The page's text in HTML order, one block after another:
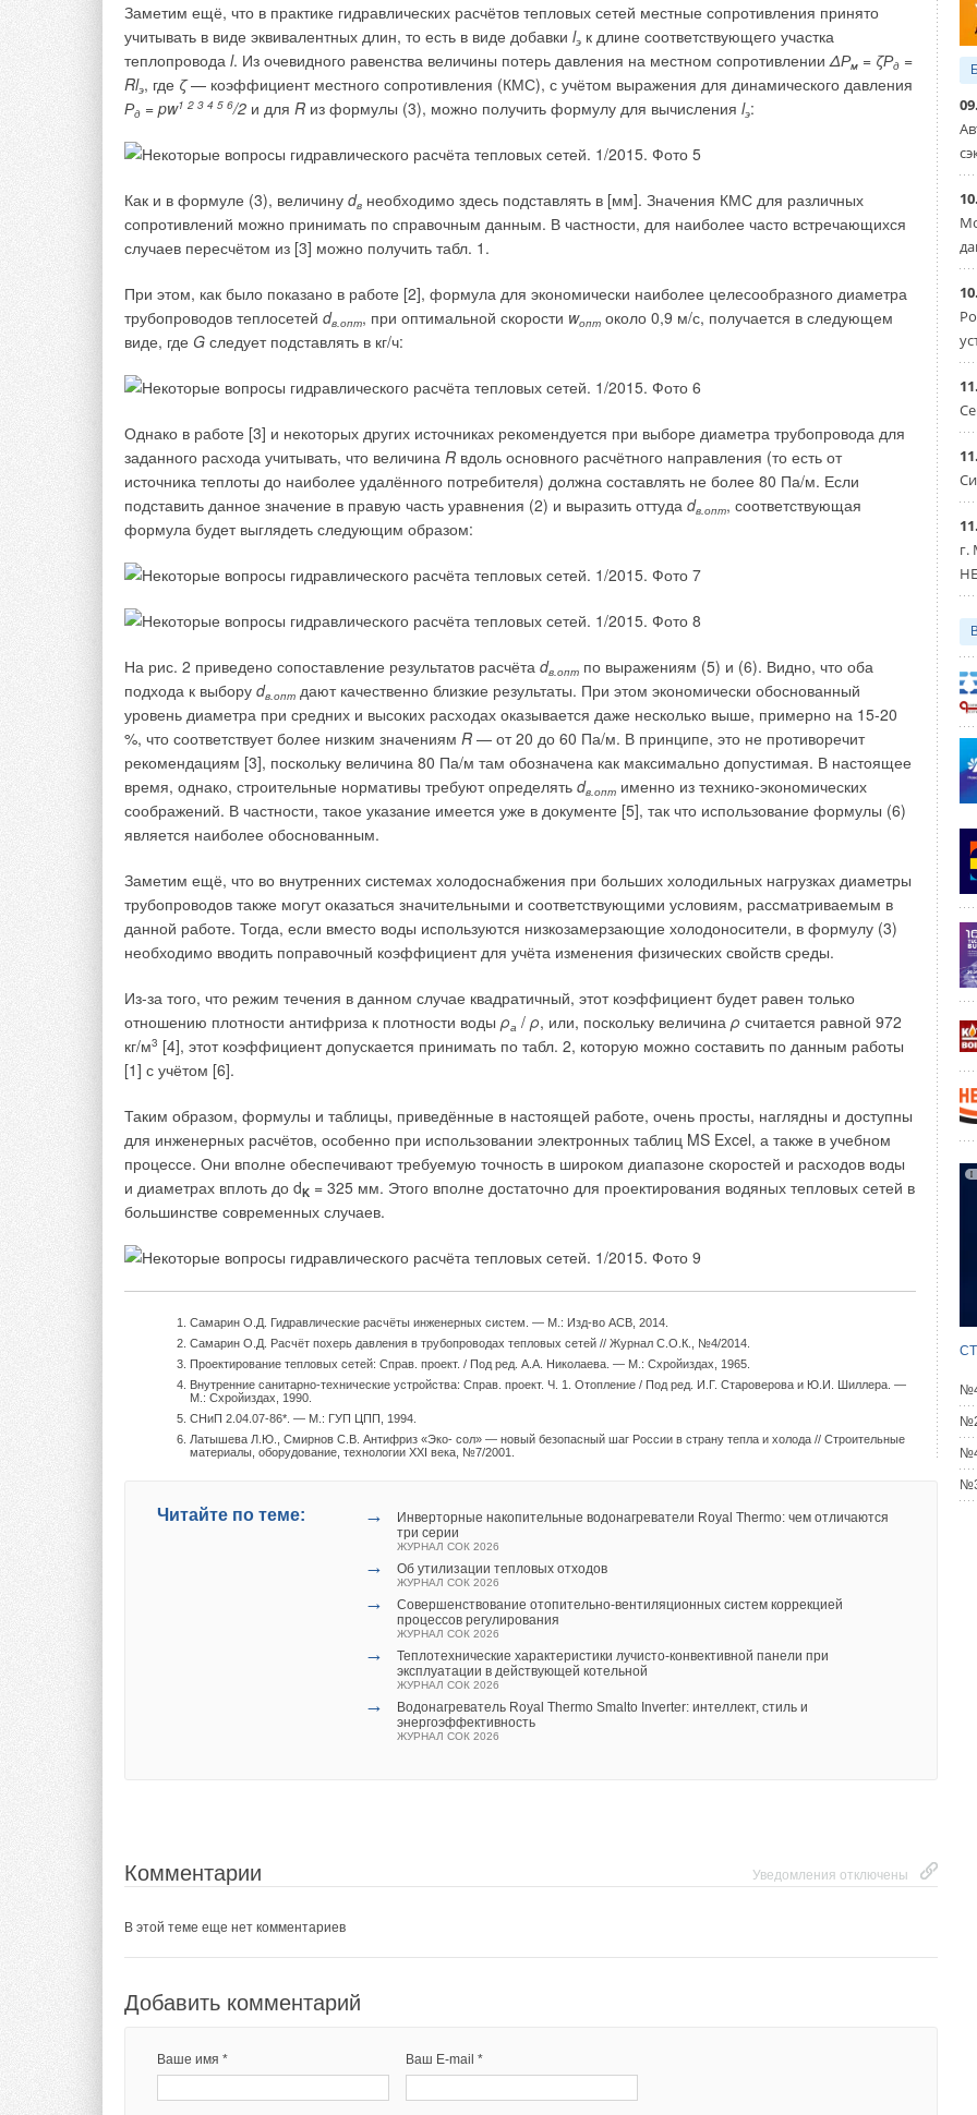
Заметим ещё, что в практике гидравлических расчётов тепловых сетей местные сопротивления принято
учитывать в виде эквивалентных длин, то есть в виде добавки lэ к длине соответствующего участка
теплопровода l. Из очевидного равенства величины потерь давления на местном сопротивленииΔРм = ζРд =
Rlэ, где ζ— коэффициент местного сопротивления (КМС), с учётом выражения для динамического давления
Рд = pw1 2 3 4 5 6/2 и для R из формулы (3), можно получить формулу для вычисления lэ:
Как и в формуле (3), величину dв необходимо здесь подставлять в [мм]. Значения КМС для различных
сопротивлений можно принимать по справочным данным. В частности, для наиболее часто встречающихся
случаев пересчётом из [3] можно получить табл. 1.
При этом, как было показано в работе [2], формула для экономически наиболее целесообразного диаметра
трубопроводов теплосетей dв.опт, при оптимальной скорости wопт около 0,9 м/с, получается в следующем
виде, где G следует подставлять в кг/ч:
Однако в работе [3] и некоторых других источниках рекомендуется при выборе диаметра трубопровода для
заданного расхода учитывать, что величина R вдоль основного расчётного направления (то есть от
источника теплоты до наиболее удалённого потребителя) должна составлять не более 80 Па/м. Если
подставить данное значение в правую часть уравнения (2) и выразить оттуда dв.опт, соответствующая
формула будет выглядеть следующим образом:
На рис. 2 приведено сопоставление результатов расчёта dв.опт по выражениям (5) и (6). Видно, что оба
подхода к выбору dв.опт дают качественно близкие результаты. При этом экономически обоснованный
уровень диаметра при средних и высоких расходах оказывается даже несколько выше, примерно на 15-20
%, что соответствует более низким значениям R — от 20 до 60 Па/м. В принципе, это не противоречит
рекомендациям [3], поскольку величина 80 Па/м там обозначена как максимально допустимая. В настоящее
время, однако, строительные нормативы требуют определять dв.опт именно из технико-экономических
соображений. В частности, такое указание имеется уже в документе [5], так что использование формулы (6)
является наиболее обоснованным.
Заметим ещё, что во внутренних системах холодоснабжения при больших холодильных нагрузках диаметры
трубопроводов также могут оказаться значительными и соответствующими условиям, рассматриваемым в
данной работе. Тогда, если вместо воды используются низкозамерзающие холодоносители, в формулу (3)
необходимо вводить поправочный коэффициент для учёта изменения физических свойств среды.
Из-за того, что режим течения в данном случае квадратичный, этот коэффициент будет равен только
отношению плотности антифриза к плотности воды ρа / ρ, или, поскольку величина ρ считается равной 972
кг/м3 [4], этот коэффициент допускается принимать по табл. 2, которую можно составить по данным работы
[1] с учётом [6].
Таким образом, формулы и таблицы, приведённые в настоящей работе, очень просты, наглядны и доступны
для инженерных расчётов, особенно при использовании электронных таблиц MS Excel, а также в учебном
процессе. Они вполне обеспечивают требуемую точность в широком диапазоне скоростей и расходов воды
и диаметрах вплоть до dK = 325 мм. Этого вполне достаточно для проектирования водяных тепловых сетей в
большинстве современных случаев.
Самарин О.Д. Гидравлические расчёты инженерных систем. — М.: Изд-во АСВ, 2014.
Самарин О.Д. Расчёт похерь давления в трубопроводах тепловых сетей // Журнал С.О.К., №4/2014.
Проектирование тепловых сетей: Справ. проект. / Под ред. А.А. Николаева. — М.: Схройиздах, 1965.
Внутренние санитарно-технические устройства: Справ. проект. Ч. 1. Отопление / Под ред. И.Г. Староверова и Ю.И. Шиллера. —
М.: Схройиздах, 1990.
СНиП 2.04.07-86*. — М.: ГУП ЦПП, 1994.
Латышева Л.Ю., Смирнов С.В. Антифриз «Эко- сол» — новый безопасный шаг России в страну тепла и холода // Строительные
материалы, оборудование, технологии XXI века, №7/2001.
Читайте по теме: →
Инверторные накопительные водонагреватели Royal Thermo: чем отличаются
три серии
ЖУРНАЛ СОК 2026
→ Об утилизации тепловых отходов
ЖУРНАЛ СОК 2026
→
Совершенствование отопительно-вентиляционных систем коррекцией
процессов регулирования
ЖУРНАЛ СОК 2026
→
Теплотехнические характеристики лучисто-конвективной панели при
эксплуатации в действующей котельной
ЖУРНАЛ СОК 2026
→
Водонагреватель Royal Thermo Smalto Inverter: интеллект, стиль и
энергоэффективность
ЖУРНАЛ СОК 2026
Уведомления отключены
Комментарии
В этой теме еще нет комментариев
Добавить комментарий
Ваше имя * Ваш E-mail *
г.
(центробежная сила).
Разделение трубопровода на участки помогает предотвратить напряжения, обусловленные действием
боковых сил. Чтобы противостоять боковому давлению на обоих концах, надо использовать
соответствующие направляющие опоры.
Сильфонные компенсаторы марки ST-BM сертифицированы и прошли испытания в
материалов «Политехтест КСМ», протокол испытаний №349/14 от 09.10.2014
Монтаж направляющих опор
Установка направляющих опор относительно компенсаторов должна проводиться на расстоянии от
остальными направляющими скользящими опорами не может превышать 2Dн. Когда требуется
стабилизация труб, расстояние может быть уменьшено.
Опора должна обеспечивать плавное движение трубопровода в осевом направлении без заклинивания и
излишних люфтов в поперечном направлении. Зазор между трубой и направляющими элементами опоры
«очерняющий» некоторых производителей сильфонных компенсаторов. При этом данные, приведённые в
этой статье, не были подкреплены существенными доказательствами, что ещё раз показывает
недобросовестное поведение конкурента (инициатора публикации) на рынке.
Одними из компенсаторов, которые упоминались в статье, были компенсаторы марки ST-BM. Хотелось бы
внести ясность именно по данным компенсаторам и их пригодности к эксплуатации.
Сильфонные компенсаторы ST-BM, разработанные и производимые компанией ООО «Производственное
сертифицированы и прошли испытания в независимой аккредитованной Научно-испытательной
лаборатории конструкционных материалов «По- литехтест КСМ», протокол испытаний №349/14 от
09.10.2014.
работы) при осевом перемещении -45/+5 мм.
Далее приводим выдержку из данного протокола испытаний:
Образец №2. Наработка циклов: назначенная—1150, фактическая —1150».
Обработка результатов испытаний выполнена в соответствии с требованиями ГОСТ 28697-90. На основании
протокола мы видим, что компенсаторы являются полностью пригодными для использования в системах
Уважаемые коллеги, просим вас быть внимательнее при выборе производителя сильфонных
компенсаторов, так как от этого зависят долгосрочность и бесперебойность функционирования
трубопровода.Авторы полагают, что эта статья будет полезна проектным и строительным организациям.
Хромов Б.С. Экспертиза сильфонных компенсаторов для систем отопления // С.О.К., №11/2014.
Читайте по теме: →
Инверторные накопительные водонагреватели Royal Thermo: чем отличаются
ЖУРНАЛ СОК ИЮНЬ 2026
Совершенствование отопительно-вентиляционных систем коррекцией
процессов регулирования
ЖУРНАЛ СОК ИЮНЬ 2026
Теплотехнические характеристики лучисто-конвективной панели при
эксплуатации в действующей котельной
ЖУРНАЛ СОК ИЮНЬ 2026
Система Качества РЕХАУ: как цифровые технологии помогают защитить рынок
от подделок
ЖУРНАЛ СОК ИЮНЬ 2026
Добавить комментарий
Ваше имя *
Текст комментария